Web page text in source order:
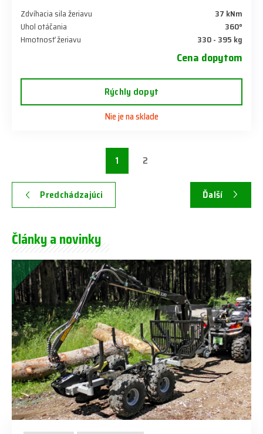
Zdvíhacia sila žeriavu
37 kNm
Uhol otáčania
360°
Hmotnosť žeriavu
330 - 395 kg
Cena dopytom
Rýchly dopyt
Nie je na sklade
Predchádzajúci
1 2
Ďalší
Články a novinky